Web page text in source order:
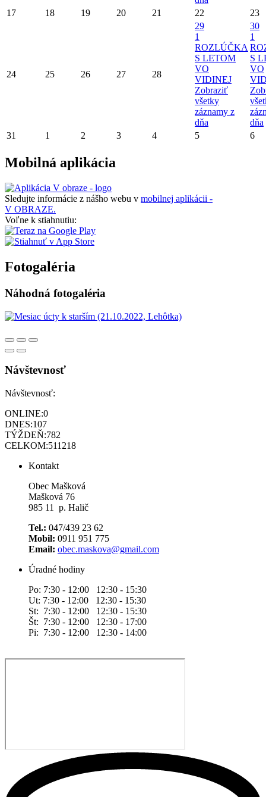
17 18 19 20 21 22 23
24 25 26 27 28
29
1
ROZLÚČKA
S LETOM
VO
VIDINEJ
Zobraziť
všetky
záznamy z
dňa
30
1
S
VO
dňa
31
1 2 3 4 5 6
Mobilná aplikácia
Sledujte informácie z nášho webu v mobilnej aplikácii -
V OBRAZE.
Voľne k stiahnutiu:
Fotogaléria
Náhodná fotogaléria
Návštevnosť
Návštevnosť:
ONLINE:0
DNES:107
TÝŽDEŇ:782
CELKOM:511218
Kontakt
Obec Mašková
Mašková 76
985 11 p. Halič
Tel.: 047/439 23 62
Mobil: 0911 951 775
Email: obec.maskova@gmail.com
Úradné hodiny
Po: 7:30 - 12:00 12:30 - 15:30
Ut: 7:30 - 12:00 12:30 - 15:30
St: 7:30 - 12:00 12:30 - 15:30
Št: 7:30 - 12:00 12:30 - 17:00
Pi: 7:30 - 12:00 12:30 - 14:00